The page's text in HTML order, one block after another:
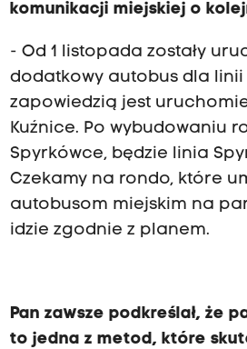
komunikacji miejskiej o
- Od 1 listopada zostały
dodatkowy autobus dla linii
zapowiedzią jest
Kuźnice. Po wybudowaniu
Spyrkówce, będzie linia
Czekamy na rondo, które
autobusom miejskim na
idzie zgodnie z planem.
Pan zawsze podkreślał, że
to jedna z metod, które